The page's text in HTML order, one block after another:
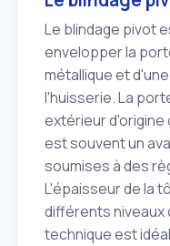
Le blindage pivot
envelopper la
métallique et
l'huisserie. La
extérieur d'origine
est souvent un
soumises à des
L'épaisseur de la
différents
technique est